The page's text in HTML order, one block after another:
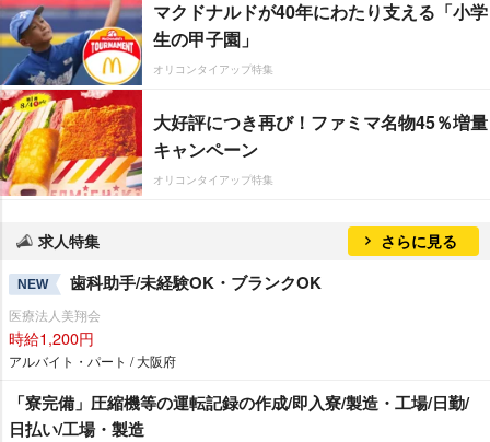
マクドナルドが40年にわたり支える「小学
生の甲子園」
オリコンタイアップ特集
大好評につき再び！ファミマ名物45％増量
キャンペーン
オリコンタイアップ特集
求人特集 さらに見る
NEW 歯科助手/未経験OK・ブランクOK
医療法人美翔会
時給1,200円
アルバイト・パート / 大阪府
「寮完備」圧縮機等の運転記録の作成/即入寮/製造・工場/日勤/
日払い/工場・製造